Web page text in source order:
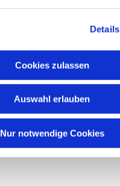
Cookies zulassen
Auswahl erlauben
Nur notwendige Cookies